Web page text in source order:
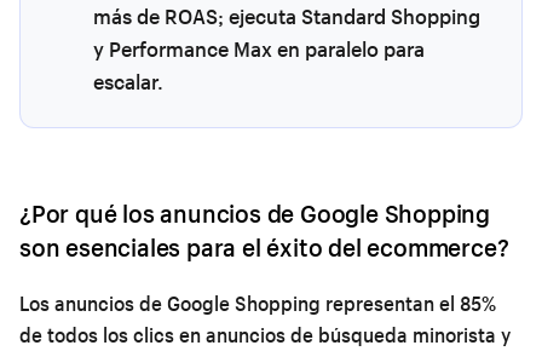
más de ROAS; ejecuta Standard Shopping
y Performance Max en paralelo para
escalar.
¿Por qué los anuncios de Google Shopping
son esenciales para el éxito del ecommerce?
Los anuncios de Google Shopping representan el 85%
de todos los clics en anuncios de búsqueda minorista y